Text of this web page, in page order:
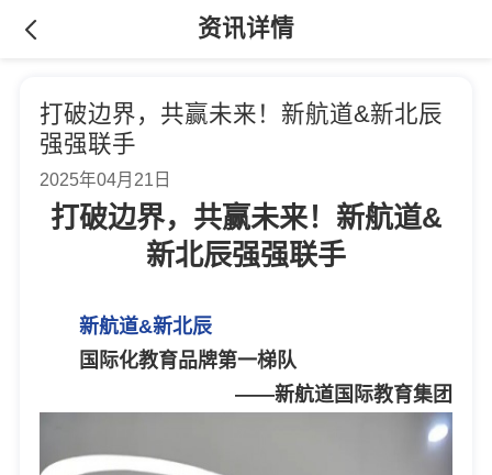
资讯详情
打破边界，共赢未来！新航道&新北辰
强强联手
2025年04月21日
打破边界，共赢未来！新航道&
新北辰强强联手
新航道&新北辰
国际化教育品牌第一梯队
——新航道国际教育集团